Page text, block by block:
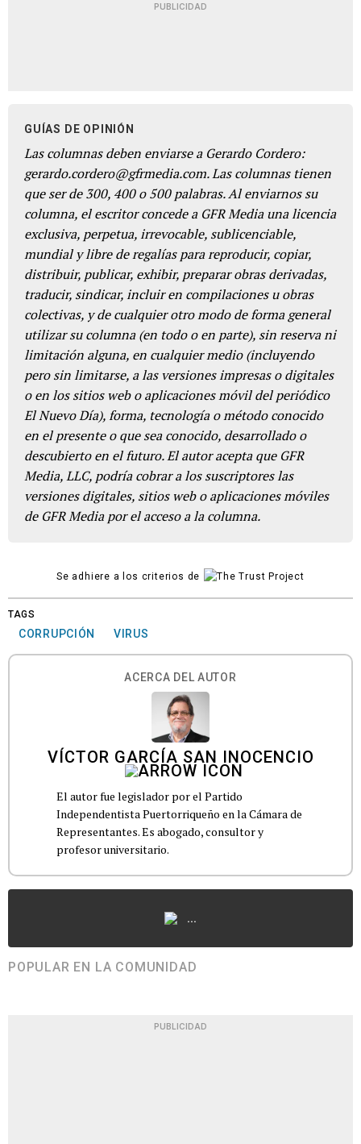
PUBLICIDAD
GUÍAS DE OPINIÓN
Las columnas deben enviarse a Gerardo Cordero:
gerardo.cordero@gfrmedia.com. Las columnas tienen
que ser de 300, 400 o 500 palabras. Al enviarnos su
columna, el escritor concede a GFR Media una licencia
exclusiva, perpetua, irrevocable, sublicenciable,
mundial y libre de regalías para reproducir, copiar,
distribuir, publicar, exhibir, preparar obras derivadas,
traducir, sindicar, incluir en compilaciones u obras
colectivas, y de cualquier otro modo de forma general
utilizar su columna (en todo o en parte), sin reserva ni
limitación alguna, en cualquier medio (incluyendo
pero sin limitarse, a las versiones impresas o digitales
o en los sitios web o aplicaciones móvil del periódico
El Nuevo Día), forma, tecnología o método conocido
en el presente o que sea conocido, desarrollado o
descubierto en el futuro. El autor acepta que GFR
Media, LLC, podría cobrar a los suscriptores las
versiones digitales, sitios web o aplicaciones móviles
de GFR Media por el acceso a la columna.
Se adhiere a los criterios de
TAGS
CORRUPCIÓN VIRUS
ACERCA DEL AUTOR
VÍCTOR GARCÍA SAN INOCENCIO
El autor fue legislador por el Partido
Independentista Puertorriqueño en la Cámara de
Representantes. Es abogado, consultor y
profesor universitario.
...
POPULAR EN LA COMUNIDAD
PUBLICIDAD